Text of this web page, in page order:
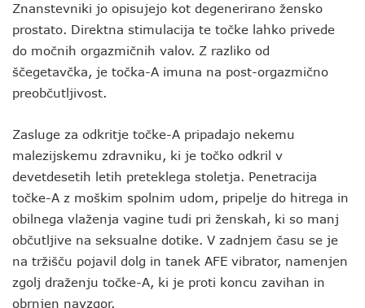
Znanstevniki jo opisujejo kot degenerirano žensko
prostato. Direktna stimulacija te točke lahko privede
do močnih orgazmičnih valov. Z razliko od
ščegetavčka, je točka-A imuna na post-orgazmično
preobčutljivost.
Zasluge za odkritje točke-A pripadajo nekemu
malezijskemu zdravniku, ki je točko odkril v
devetdesetih letih preteklega stoletja. Penetracija
točke-A z moškim spolnim udom, pripelje do hitrega in
obilnega vlaženja vagine tudi pri ženskah, ki so manj
občutljive na seksualne dotike. V zadnjem času se je
na tržišču pojavil dolg in tanek AFE vibrator, namenjen
zgolj draženju točke-A, ki je proti koncu zavihan in
obrnjen navzgor.